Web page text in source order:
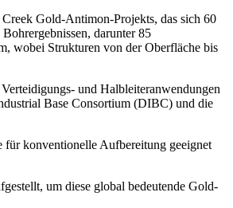
Gold-Antimon-Projekts, das sich 60
darunter 85
wobei Strukturen von der Oberfläche bis
und Halbleiteranwendungen
Base Consortium (DIBC) und die
für konventionelle Aufbereitung geeignet
um diese global bedeutende Gold-